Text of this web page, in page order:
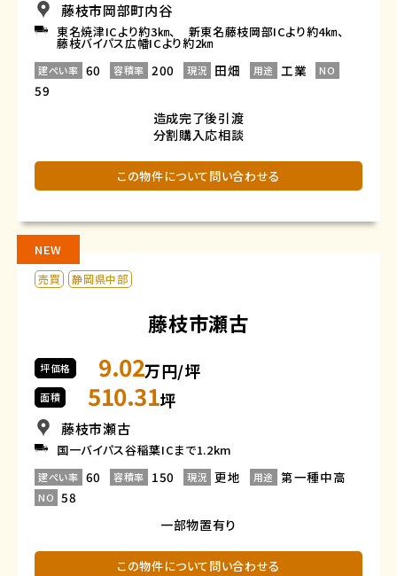
藤枝市岡部町内谷
東名焼津ICより約3㎞、 新東名藤枝岡部ICより約4㎞、
藤枝バイパス広幡ICより約2㎞
建ぺい率 60 容積率 200 現況 田畑 用途 工業 NO
59
造成完了後引渡
分割購入応相談
この物件について問い合わせる
NEW
売買 静岡県中部
藤枝市瀬古
坪価格 9.02万円/坪
面積 510.31坪
藤枝市瀬古
国一バイパス谷稲葉ICまで1.2km
建ぺい率 60 容積率 150 現況 更地 用途 第一種中高
NO 58
一部物置有り
この物件について問い合わせる